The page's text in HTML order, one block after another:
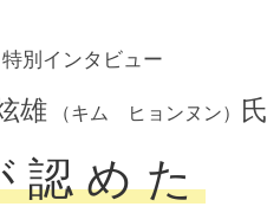
特別インタビュー
雄 （キム ヒョンヌン） 氏
認めた